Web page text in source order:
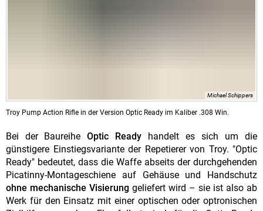
Michael Schippers
Troy Pump Action Rifle in der Version Optic Ready im Kaliber .308 Win.
Bei der Baureihe Optic Ready handelt es sich um die
günstigere Einstiegsvariante der Repetierer von Troy. "Optic
Ready" bedeutet, dass die Waffe abseits der durchgehenden
Picatinny-Montageschiene auf Gehäuse und Handschutz
ohne mechanische Visierung geliefert wird – sie ist also ab
Werk für den Einsatz mit einer optischen oder optronischen